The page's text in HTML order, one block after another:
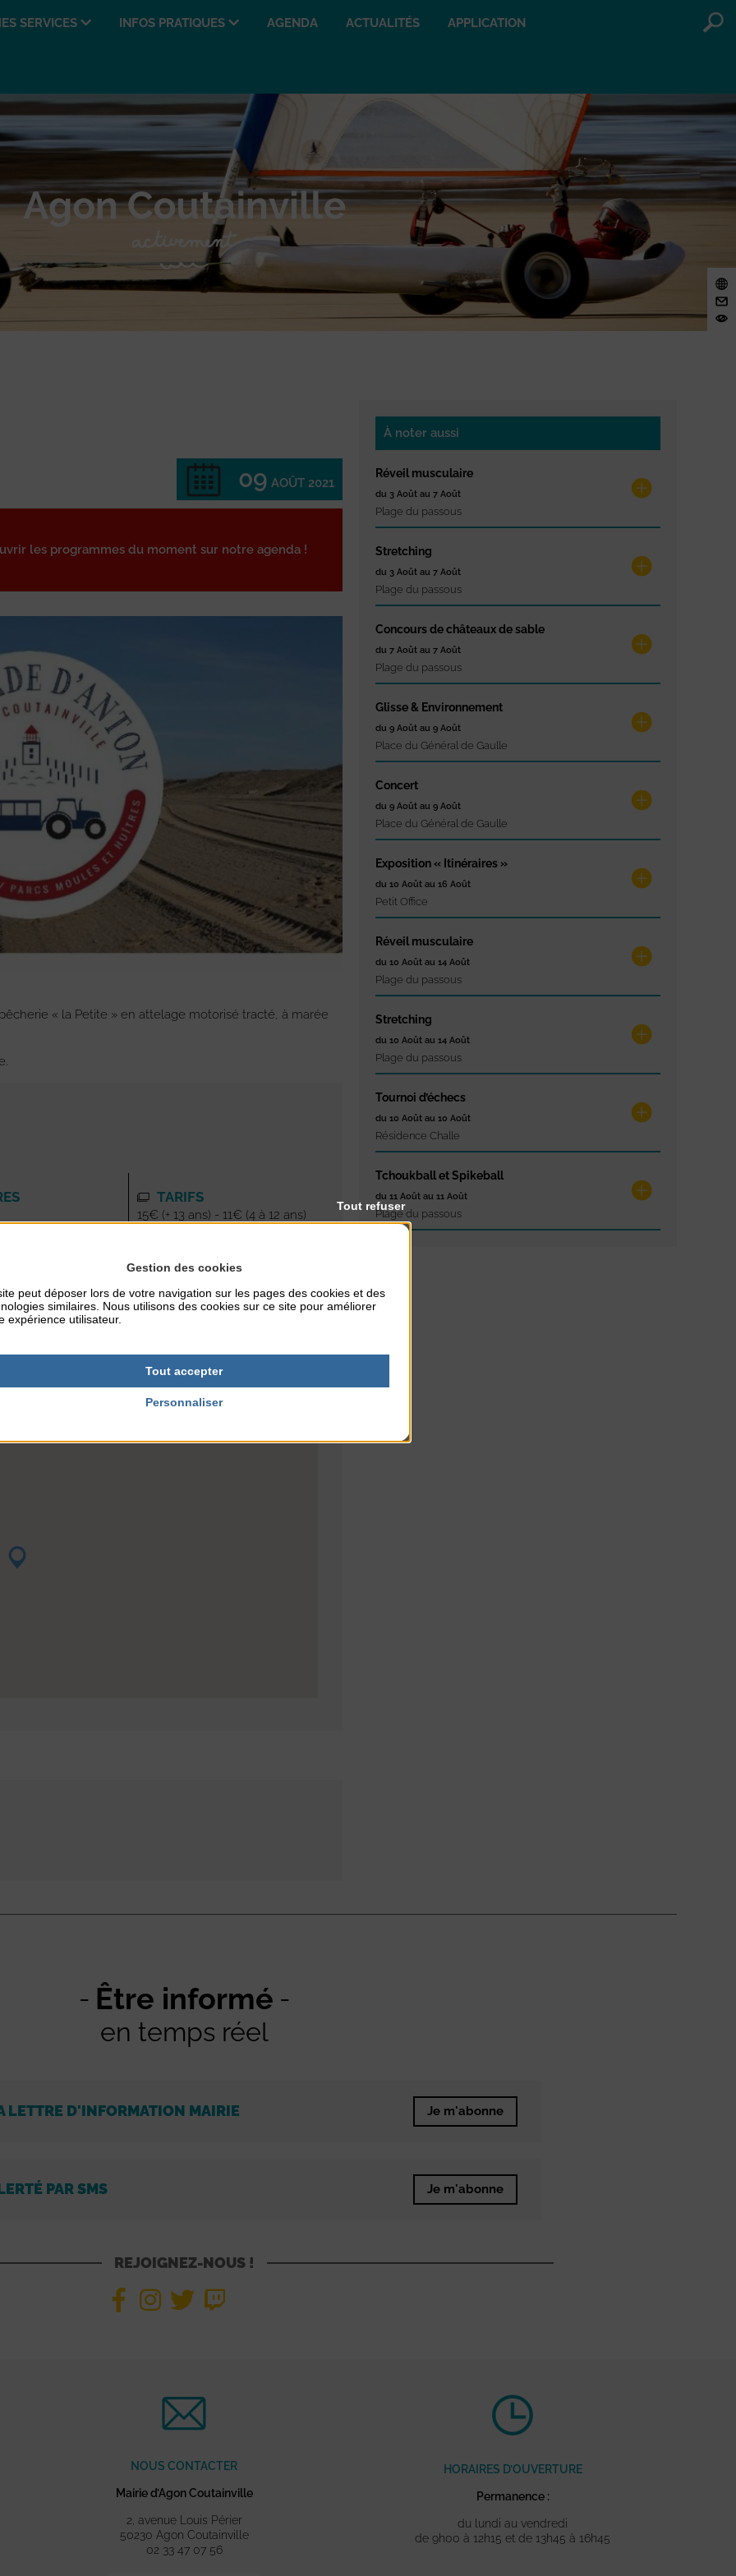
SERVICES INFOS PRATIQUES AGENDA ACTUALITÉS APPLICATION
09 AOÛT 2021
les programmes du moment sur notre agenda !
« la Petite » en attelage motorisé tracté, à marée
TARIFS
15€ (+ 13 ans) - 11€ (4 à 12 ans)
À noter aussi
Réveil musculaire
du 3 Août au 7 Août
Plage du passous
Stretching
du 3 Août au 7 Août
Plage du passous
Concours de châteaux de sable
du 7 Août au 7 Août
Plage du passous
Glisse & Environnement
du 9 Août au 9 Août
Place du Général de Gaulle
Concert
du 9 Août au 9 Août
Place du Général de Gaulle
Exposition « Itinéraires »
du 10 Août au 16 Août
Petit Office
Réveil musculaire
du 10 Août au 14 Août
Plage du passous
Stretching
du 10 Août au 14 Août
Plage du passous
Tournoi d’échecs
du 10 Août au 10 Août
Résidence Challe
Tchoukball et Spikeball
du 11 Août au 11 Août
Plage du passous
Être informé
en temps réel
LETTRE D'INFORMATION MAIRIE Je m'abonne
PAR SMS Je m'abonne
REJOIGNEZ-NOUS !
NOUS CONTACTER
Mairie d’Agon Coutainville
2, avenue Louis Périer
50230 Agon Coutainville
02 33 47 07 56
HORAIRES D’OUVERTURE
Permanence :
du lundi au vendredi
de 9h00 à 12h15 et de 13h45 à 16h45
Gestion des cookies
peut déposer lors de votre navigation sur les pages des cookies et des
similaires. Nous utilisons des cookies sur ce site pour améliorer
expérience utilisateur.
Tout accepter
Tout refuser
Personnaliser